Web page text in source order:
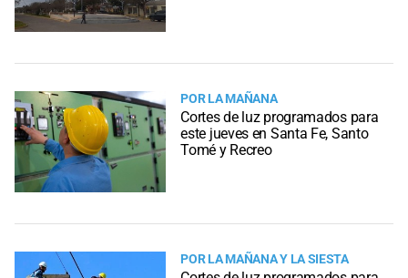
POR LA MAÑANA
Cortes de luz programados para
este jueves en Santa Fe, Santo
Tomé y Recreo
POR LA MAÑANA Y LA SIESTA